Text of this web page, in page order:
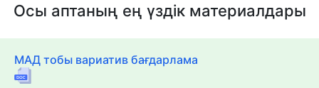
Осы аптаның ең үздік материалдары
МАД тобы вариатив бағдарлама